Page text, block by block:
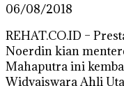
06/08/2018
REHAT.CO.ID –
Noerdin kian
Mahaputra ini
Widyaiswara Ahli